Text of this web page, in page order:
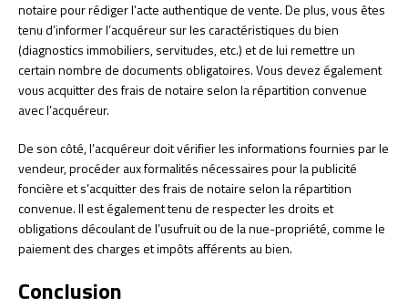
notaire pour rédiger l’acte authentique de vente. De plus, vous êtes
tenu d’informer l’acquéreur sur les caractéristiques du bien
(diagnostics immobiliers, servitudes, etc.) et de lui remettre un
certain nombre de documents obligatoires. Vous devez également
vous acquitter des frais de notaire selon la répartition convenue
avec l’acquéreur.
De son côté, l’acquéreur doit vérifier les informations fournies par le
vendeur, procéder aux formalités nécessaires pour la publicité
foncière et s’acquitter des frais de notaire selon la répartition
convenue. Il est également tenu de respecter les droits et
obligations découlant de l’usufruit ou de la nue-propriété, comme le
paiement des charges et impôts afférents au bien.
Conclusion